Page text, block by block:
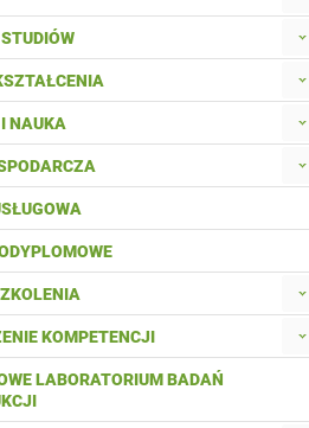
NAUKA
KOMPETENCJI
LABORATORIUM BADAŃ